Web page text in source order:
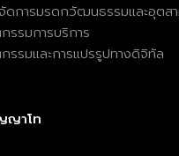
ดการมรดกวัฒนธรรมและอุตส
รรมการบริการ
รรมและการแปรรูปทางดิจิทัล
ญาโท